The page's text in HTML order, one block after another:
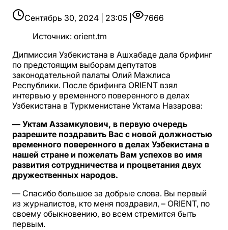
Сентябрь 30, 2024 | 23:05 |
7666
Источник: orient.tm
Дипмиссия Узбекистана в Ашхабаде дала брифинг
по предстоящим выборам депутатов
законодательной палаты Олий Мажлиса
Республики. После брифинга ORIENT взял
интервью у временного поверенного в делах
Узбекистана в Туркменистане Уктама Назарова:
— Уктам Аззамкулович, в первую очередь
разрешите поздравить Вас с новой должностью
временного поверенного в делах Узбекистана в
нашей стране и пожелать Вам успехов во имя
развития сотрудничества и процветания двух
дружественных народов.
— Спасибо большое за добрые слова. Вы первый
из журналистов, кто меня поздравил, – ORIENT, по
своему обыкновению, во всем стремится быть
первым.